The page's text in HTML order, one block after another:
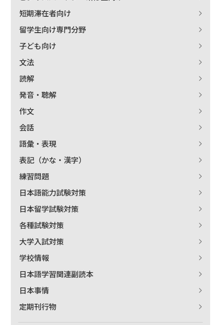
短期滞在者向け
留学生向け専門分野
子ども向け
文法
読解
発音・聴解
作文
会話
語彙・表現
表記（かな・漢字）
練習問題
日本語能力試験対策
日本留学試験対策
各種試験対策
大学入試対策
学校情報
日本語学習関連副読本
日本事情
定期刊行物